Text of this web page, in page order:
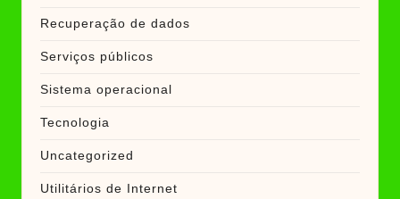
Recuperação de dados
Serviços públicos
Sistema operacional
Tecnologia
Uncategorized
Utilitários de Internet